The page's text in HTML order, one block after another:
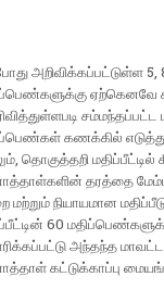
அறிவிக்கப்பட்டுள்ள 5,
ஏற்கெனவே
கணக்கில்
தொகுத்தறி
தரத்தை
மற்றும் நியாயமான
60
அந்தந்த
கட்டுக்காப்பு